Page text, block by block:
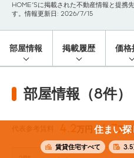
住まい
賃貸住宅すべて
HOME'Sに掲載された不動産情報と提携
す。情報更新日: 2026/7/15
部屋情報 掲載履歴 価格
部屋情報（8件）
4.2 万円〜4.7万円